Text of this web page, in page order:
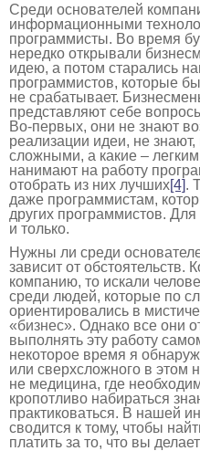
Среди основателей
информационными
программисты. Во время
нередко открывали
идею, а потом старались
программистов, которые
не срабатывает.
представляют себе
Во-первых, они не знают
реализации идеи, не
сложными, а какие –
нанимают на работу
отобрать из них лучших[4].
даже программистам,
других программистов.
и только.
Нужны ли среди
зависит от обстоятельств.
компанию, то искали
среди людей, которые по
ориентировались в
«бизнес». Однако все они
выполнять эту работу
некоторое время я
или сверхсложного в этом
не медицина, где
кропотливо набираться
практиковаться. В нашей
сводится к тому, чтобы
платить за то, что вы